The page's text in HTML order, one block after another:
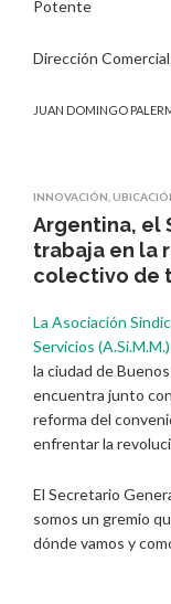
Potente
Dirección
JUAN DOMINGO
INNOVACIÓN
Argentina, el
trabaja en la
colectivo de
La Asociación
Servicios (A.Si.M.M.)
la ciudad de
encuentra junto
reforma del
enfrentar la
El Secretario
somos un gremio
dónde vamos y